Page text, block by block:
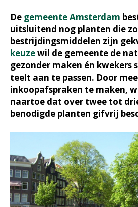
De gemeente Amsterdam
uitsluitend nog planten die
bestrijdingsmiddelen zijn
keuzewil de gemeente de
gezonder maken én kwekers
teelt aan te passen. Door
inkoopafspraken te maken,
naartoe dat over twee tot
benodigde planten gifvrij